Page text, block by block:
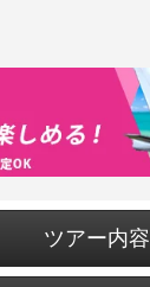
ツアー内容